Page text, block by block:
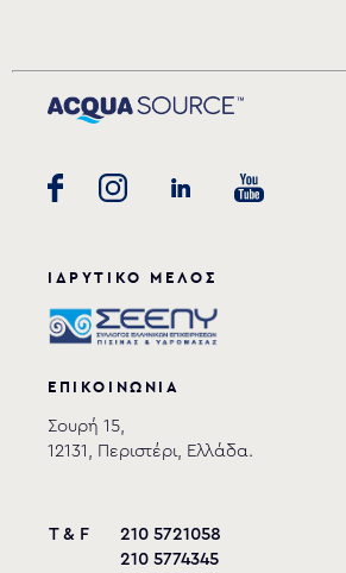
ΙΔΡΥΤΙΚΟ ΜΕΛΟΣ
ΕΠΙΚΟΙΝΩΝΙΑ
Σουρή 15,
12131, Περιστέρι, Ελλάδα.
T & F
210 5721058
210 5774345